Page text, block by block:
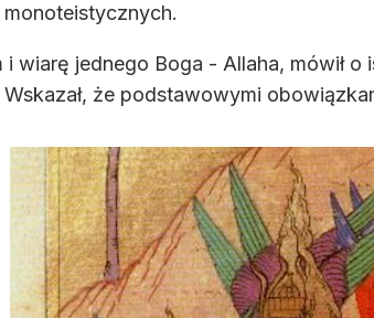
i wiarę jednego Boga - Allaha, mówił
że podstawowymi